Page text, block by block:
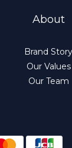
About
Brand Story
Our Values
Our Team